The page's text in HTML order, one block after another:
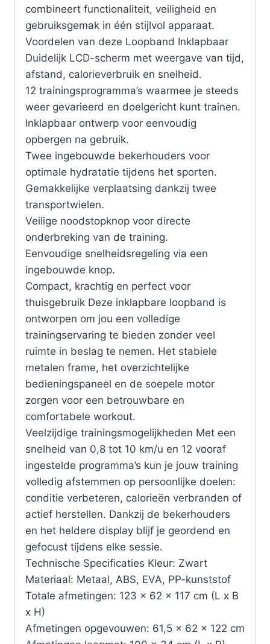
combineert functionaliteit, veiligheid en
gebruiksgemak in één stijlvol apparaat.
Voordelen van deze Loopband Inklapbaar
Duidelijk LCD-scherm met weergave van tijd,
afstand, calorieverbruik en snelheid.
12 trainingsprogramma’s waarmee je steeds
weer gevarieerd en doelgericht kunt trainen.
Inklapbaar ontwerp voor eenvoudig
opbergen na gebruik.
Twee ingebouwde bekerhouders voor
optimale hydratatie tijdens het sporten.
Gemakkelijke verplaatsing dankzij twee
transportwielen.
Veilige noodstopknop voor directe
onderbreking van de training.
Eenvoudige snelheidsregeling via een
ingebouwde knop.
Compact, krachtig en perfect voor
thuisgebruik Deze inklapbare loopband is
ontworpen om jou een volledige
trainingservaring te bieden zonder veel
ruimte in beslag te nemen. Het stabiele
metalen frame, het overzichtelijke
bedieningspaneel en de soepele motor
zorgen voor een betrouwbare en
comfortabele workout.
Veelzijdige trainingsmogelijkheden Met een
snelheid van 0,8 tot 10 km/u en 12 vooraf
ingestelde programma’s kun je jouw training
volledig afstemmen op persoonlijke doelen:
conditie verbeteren, calorieën verbranden of
actief herstellen. Dankzij de bekerhouders
en het heldere display blijf je geordend en
gefocust tijdens elke sessie.
Technische Specificaties Kleur: Zwart
Materiaal: Metaal, ABS, EVA, PP-kunststof
Totale afmetingen: 123 x 62 x 117 cm (L x B
x H)
Afmetingen opgevouwen: 61,5 x 62 x 122 cm